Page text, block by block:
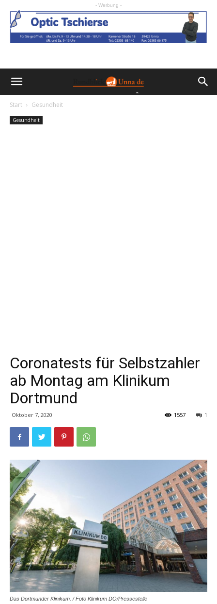
- Werbung -
Start Gesundheit
Gesundheit
Coronatests für Selbstzahler
ab Montag am Klinikum
Dortmund
Oktober 7, 2020 1
1557
Das Dortmunder Klinikum. / Foto Klinikum DO/Pressestelle